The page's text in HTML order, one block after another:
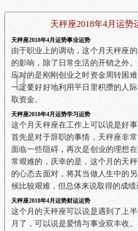
天秤座2018年4月运势
天秤座2018年4月运势事业运势
由于职业上的调动，这个月天秤座
的影响，除了日常生活的开销之外
应对的是刚刚创业之时资金周转困
一定要好好地利用平日里积攒的人
取资金。
天秤座2018年4月运势学习运势
这个月天秤座在工作上可以说是好
首先是对于辞职的事情，天秤座非
面临一些阻碍，再次是创业的理想
常艰难的，庆幸的是，这个月的天
的心态去面对，将其当做人生中的
候比较艰难，但总体来说取得的成绩
天秤座2018年4月运势财运运势
这个月的天秤座可以说是遇到了上
月了，可以说是爱情与事业双丰收